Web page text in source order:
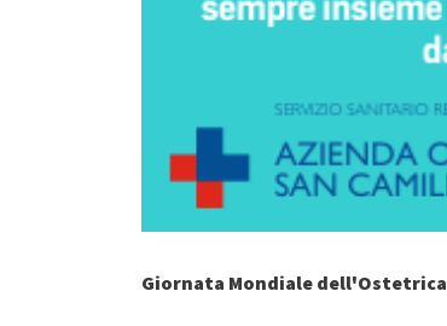
Giornata Mondiale dell'Ostetrica